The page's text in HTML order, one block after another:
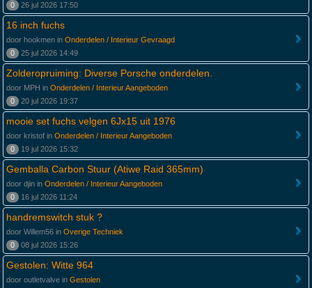
0
26 jul 2026 17:50
16 inch fuchs
door hookmen in Onderdelen / Interieur Gevraagd
0
25 jul 2026 14:49
Zolderopruiming: Diverse Porsche onderdelen.
door MPH in Onderdelen / Interieur Aangeboden
0
20 jul 2026 19:37
mooie set fuchs velgen 6Jx15 uit 1976
door kristof in Onderdelen / Interieur Aangeboden
0
19 jul 2026 15:32
Gemballa Carbon Stuur (Atiwe Raid 365mm)
door djin in Onderdelen / Interieur Aangeboden
0
16 jul 2026 11:24
handremswitch stuk ?
door Willem56 in Overige Techniek
0
08 jul 2026 15:26
Gestolen: Witte 964
door outletvalve in Gestolen